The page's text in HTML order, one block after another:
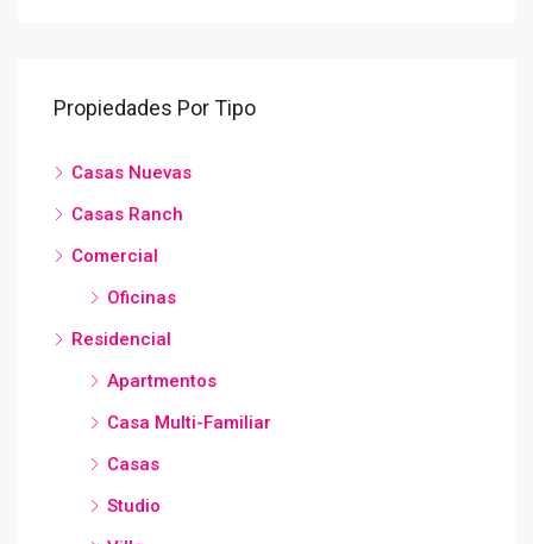
Propiedades Por Tipo
Casas Nuevas
Casas Ranch
Comercial
Oficinas
Residencial
Apartmentos
Casa Multi-Familiar
Casas
Studio